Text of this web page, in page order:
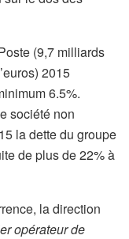
(9,7 milliards
2015
6.5%.
société non
la dette du groupe
de plus de 22% à
la direction
opérateur de